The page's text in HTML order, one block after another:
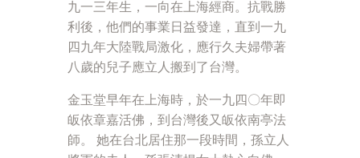
九一三年生，一向在上海經商。抗戰勝
利後，他們的事業日益發達，直到一九
四九年大陸戰局激化，應行久夫婦帶著
八歲的兒子應立人搬到了台灣。
金玉堂早年在上海時，於一九四〇年即
皈依章嘉活佛，到台灣後又皈依南亭法
師。 她在台北居住那一段時間，孫立人